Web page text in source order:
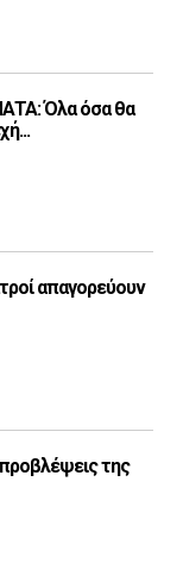
Όλα όσα θα
απαγορεύουν
της